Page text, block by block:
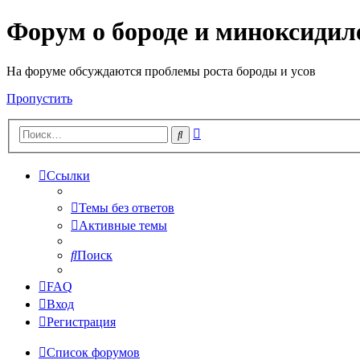
Форум о бороде и
На форуме обсуждаются проблемы роста бороды и усов
Пропустить
Поиск
Ссылки
Темы без ответов
Активные темы
Поиск
FAQ
Вход
Регистрация
Список форумов